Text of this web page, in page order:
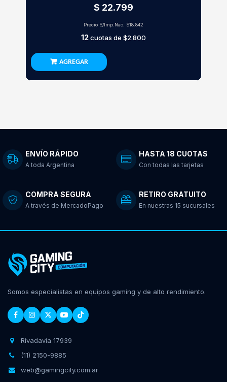
$ 22.799
Precio S/Imp.Nac. $18.842
12cuotas de $2.800
AGREGAR
ENVÍO RÁPIDO
A toda Argentina
HASTA 18 CUOTAS
Con todas las tarjetas
COMPRA SEGURA
A través de MercadoPago
RETIRO GRATUITO
En nuestras 15 sucursales
Somos especialistas en equipos gaming y de alto rendimiento.
Rivadavia 17939
(11) 2150-9885
web@gamingcity.com.ar